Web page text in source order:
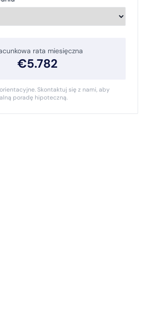
rata miesięczna
€5.782
Skontaktuj się z nami, aby
poradę hipoteczną.